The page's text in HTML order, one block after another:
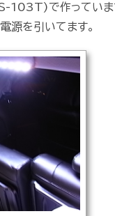
で作っていま
源を引いてます。